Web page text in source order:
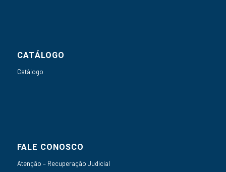
CATÁLOGO
Catálogo
FALE CONOSCO
Atenção – Recuperação Judicial